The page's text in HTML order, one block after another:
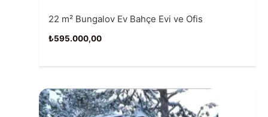
22 m² Bungalov Ev Bahçe Evi ve Ofis
₺595.000,00